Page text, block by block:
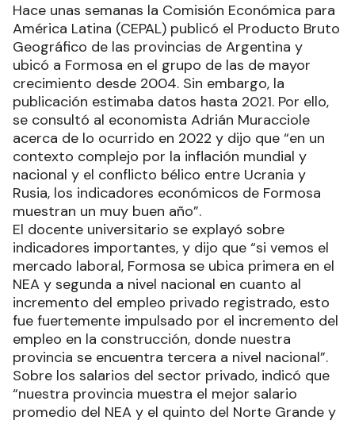
Hace unas semanas la Comisión Económica para
América Latina (CEPAL) publicó el Producto Bruto
Geográfico de las provincias de Argentina y
ubicó a Formosa en el grupo de las de mayor
crecimiento desde 2004. Sin embargo, la
publicación estimaba datos hasta 2021. Por ello,
se consultó al economista Adrián Muracciole
acerca de lo ocurrido en 2022 y dijo que “en un
contexto complejo por la inflación mundial y
nacional y el conflicto bélico entre Ucrania y
Rusia, los indicadores económicos de Formosa
muestran un muy buen año”.
El docente universitario se explayó sobre
indicadores importantes, y dijo que “si vemos el
mercado laboral, Formosa se ubica primera en el
NEA y segunda a nivel nacional en cuanto al
incremento del empleo privado registrado, esto
fue fuertemente impulsado por el incremento del
empleo en la construcción, donde nuestra
provincia se encuentra tercera a nivel nacional”.
Sobre los salarios del sector privado, indicó que
“nuestra provincia muestra el mejor salario
promedio del NEA y el quinto del Norte Grande y